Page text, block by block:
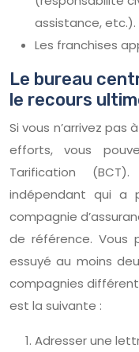
assistance, etc.).
Les franchises
Le bureau
le recours
Si vous n’arrivez pas
efforts, vous
Tarification
indépendant qui a
compagnie
de référence. Vous
essuyé au moins
compagnies
est la suivante :
Adresser une